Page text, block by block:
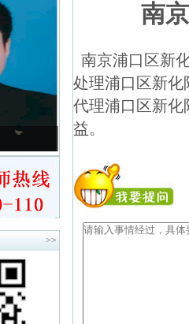
>>
南
南京浦口区新
处理浦口区新化
代理浦口区新化
益。